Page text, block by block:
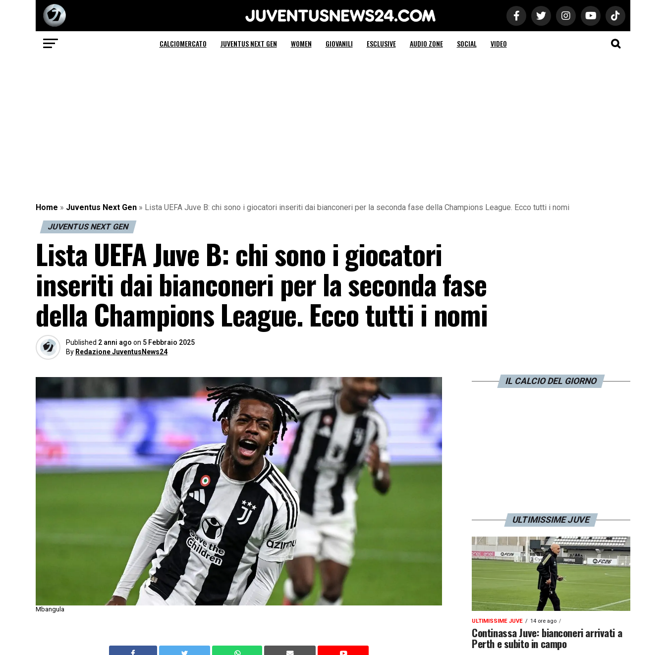
Juventus News 24
CALCIOMERCATO JUVENTUS NEXT GEN WOMEN GIOVANILI ESCLUSIVE AUDIO ZONE SOCIAL VIDEO
Home » Juventus Next Gen » Lista UEFA Juve B: chi sono i giocatori inseriti dai bianconeri per la seconda fase della Champions League. Ecco tutti i nomi
JUVENTUS NEXT GEN
Lista UEFA Juve B: chi sono i giocatori
inseriti dai bianconeri per la seconda fase
della Champions League. Ecco tutti i nomi
Published 2 anni ago on 5 Febbraio 2025
By Redazione JuventusNews24
Mbangula
IL CALCIO DEL GIORNO
ULTIMISSIME JUVE
ULTIMISSIME JUVE 14 ore ago
Continassa Juve: bianconeri arrivati a
Perth e subito in campo